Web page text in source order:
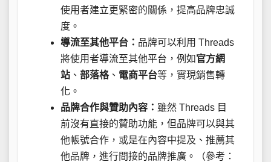
使用者建立更緊密的關係，提高品牌忠誠
度。
導流至其他平台： 品牌可以利用 Threads
將使用者導流至其他平台，例如官方網
站 、 部落格、 電商平台等，實現銷售轉
化。
品牌合作與贊助內容： 雖然 Threads 目
前沒有直接的贊助功能，但品牌可以與其
他帳號合作，或是在內容中提及、推薦其
他品牌，進行間接的品牌推廣。（參考：